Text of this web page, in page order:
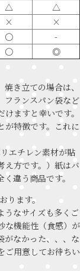
△ △
× ×
〇 -
〇 ◎
き立ての場合は、
フランスパン袋など
ますと幸いです。
特徴です。これに
エチレン素材が貼
え方です。）紙はバ
違う商品です。
ります。
うなサイズも多くご
な機能性（食感）が
がなかった、、、な
ご用意してお待ちい